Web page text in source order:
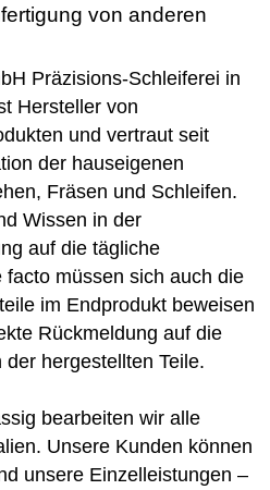
von anderen
Präzisions-Schleiferei in
Hersteller von
und vertraut seit
der hauseigenen
Fräsen und Schleifen.
Wissen in der
auf die tägliche
facto müssen sich auch die
im Endprodukt beweisen
Rückmeldung auf die
hergestellten Teile.
bearbeiten wir alle
Unsere Kunden können
unsere Einzelleistungen –